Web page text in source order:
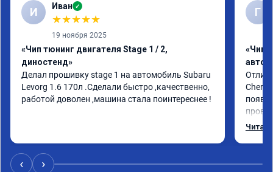
И Иван ✓
★★★★★
19 ноября 2025
«Чип тюнинг двигателя Stage 1 / 2,
диностенд»
Делал прошивку stage 1 на автомобиль Subaru
Levorg 1.6 170л .Сделали быстро ,качественно,
работой доволен ,машина стала поинтереснее !
Г
«Чип
Chery
‹ ›